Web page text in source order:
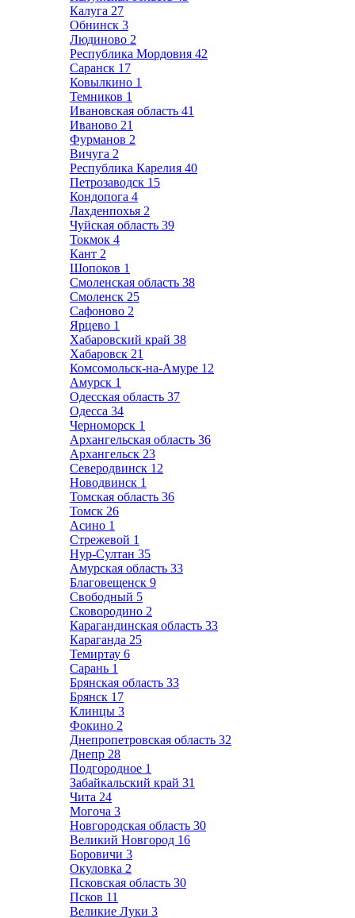
Калуга 27
Обнинск 3
Людиново 2
Республика Мордовия 42
Саранск 17
Ковылкино 1
Темников 1
Ивановская область 41
Иваново 21
Фурманов 2
Вичуга 2
Республика Карелия 40
Петрозаводск 15
Кондопога 4
Лахденпохья 2
Чуйская область 39
Токмок 4
Кант 2
Шопоков 1
Смоленская область 38
Смоленск 25
Сафоново 2
Ярцево 1
Хабаровский край 38
Хабаровск 21
Комсомольск-на-Амуре 12
Амурск 1
Одесская область 37
Одесса 34
Черноморск 1
Архангельская область 36
Архангельск 23
Северодвинск 12
Новодвинск 1
Томская область 36
Томск 26
Асино 1
Стрежевой 1
Нур-Султан 35
Амурская область 33
Благовещенск 9
Свободный 5
Сковородино 2
Карагандинская область 33
Караганда 25
Темиртау 6
Сарань 1
Брянская область 33
Брянск 17
Клинцы 3
Фокино 2
Днепропетровская область 32
Днепр 28
Подгородное 1
Забайкальский край 31
Чита 24
Могоча 3
Новгородская область 30
Великий Новгород 16
Боровичи 3
Окуловка 2
Псковская область 30
Псков 11
Великие Луки 3